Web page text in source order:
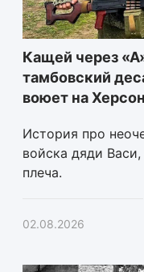
Кащей через
тамбовский
воюет на
История про
войска дяди
плеча.
02.08.2026